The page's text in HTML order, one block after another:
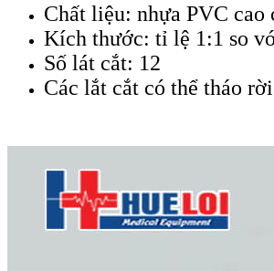
Chất liệu: nhựa PVC cao
Kích thước: tỉ lệ 1:1 so
Số lát cắt: 12
Các lắt cắt có thể tháo rời